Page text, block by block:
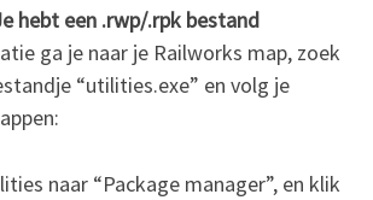
hebt een .rwp/.rpk bestand
ga je naar je Railworks map, zoek
“utilities.exe” en volg je
naar “Package manager”, en klik